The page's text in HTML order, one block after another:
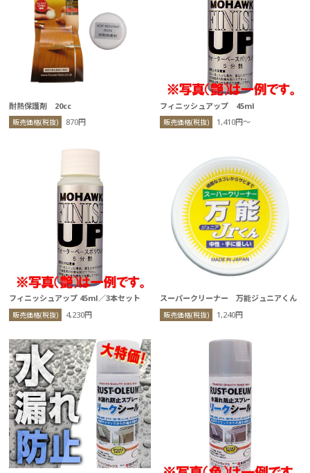
耐熱保護剤 20cc
販売価格(税抜) 870円
フィニッシュアップ 45ml
販売価格(税抜) 1,410円〜
フィニッシュアップ 45ml／3本セット
販売価格(税抜) 4,230円
スーパークリーナー 万能ジュニアくん
販売価格(税抜) 1,240円